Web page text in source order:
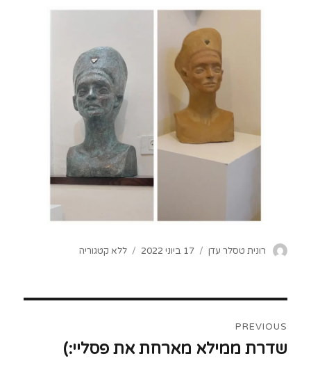
Author
רונית טסלר עדן
Posted
17 ביוני 2022 Categories
ללא קטגוריה
PREVIOUS
Previous
שדרת ממילא מארחת את פסליי:)